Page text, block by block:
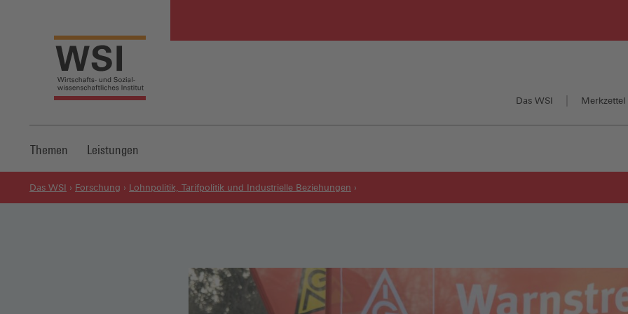
Das WSI Merkzettel
Themen Leistungen
Das WSI Forschung Lohnpolitik, Tarifpolitik und Industrielle Beziehungen